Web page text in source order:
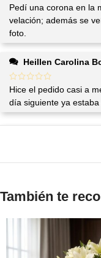
Pedí una corona en la
velación; además se
foto.
Heillen Carolina
Hice el pedido casi a
día siguiente ya
También te